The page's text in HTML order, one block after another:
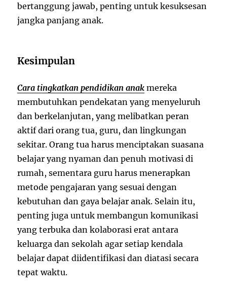
bertanggung jawab, penting untuk kesuksesan
jangka panjang anak.
Kesimpulan
Cara tingkatkan pendidikan anak mereka
membutuhkan pendekatan yang menyeluruh
dan berkelanjutan, yang melibatkan peran
aktif dari orang tua, guru, dan lingkungan
sekitar. Orang tua harus menciptakan suasana
belajar yang nyaman dan penuh motivasi di
rumah, sementara guru harus menerapkan
metode pengajaran yang sesuai dengan
kebutuhan dan gaya belajar anak. Selain itu,
penting juga untuk membangun komunikasi
yang terbuka dan kolaborasi erat antara
keluarga dan sekolah agar setiap kendala
belajar dapat diidentifikasi dan diatasi secara
tepat waktu.